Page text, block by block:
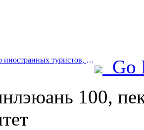
Prev:Количество иностранных туристов, принятых отелями Jinjiang Hotels (Китай), выросло более чем в 9 раз по сравнению с прошлым годом
Go
100,